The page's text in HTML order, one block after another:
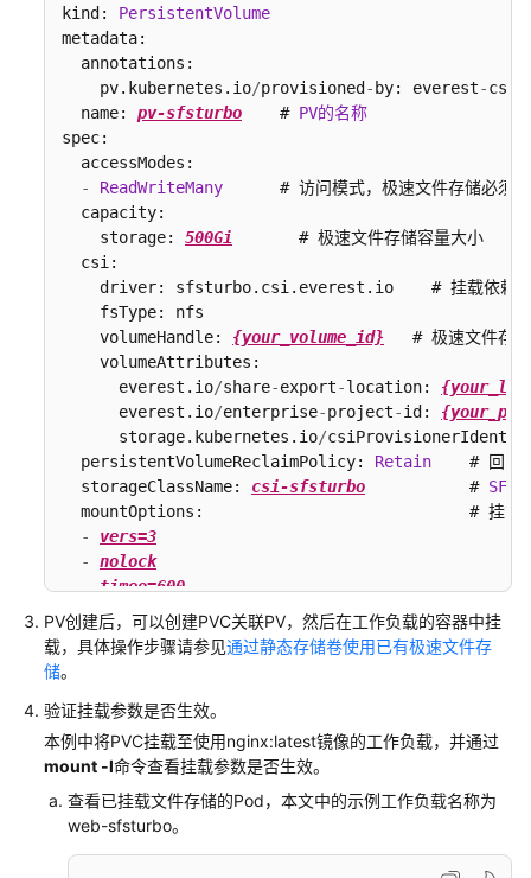
储
基
础
知
识
云
硬
盘
存
储
文
（SFS）
极
速
文
件
存
储
极
速
文
件
存
kind: PersistentVolume
metadata:
  annotations:
    pv.kubernetes.io
/provisioned - by: everest-csi
  name:
pv-sfsturbo
    #
PV的名称
spec:
  accessModes:
-
ReadWriteMany
      # 访问模式，极速文件存储必须为
  capacity:
    storage:
500Gi
       # 极速文件存储容量大小
  csi:
driver: sfsturbo.csi.everest.io    # 挂载依赖
    fsType: nfs
    volumeHandle:
{your_volume_id}
# 极速文件存
    volumeAttributes:
      everest.io
/share-export-location:
      everest.io
/enterprise-project-id:
      storage.kubernetes.io
/
  persistentVolumeReclaimPolicy:
Retain
# 回收
  storageClassName:
csi-sfsturbo
           #
SFS
mountOptions:                            # 挂载
-
vers=3
-
nolock
timeo=600
- hard
PV创建后，可以创建PVC关联PV，然后在工作负载的容器中挂
载，具体操作步骤请参见通过静态存储卷使用已有极速文件存
储。
验证挂载参数是否生效。
本例中将PVC挂载至使用nginx:latest镜像的工作负载，并通过
mount -l命令查看挂载参数是否生效。
查看已挂载文件存储的Pod，本文中的示例工作负载名称为
web-sfsturbo。